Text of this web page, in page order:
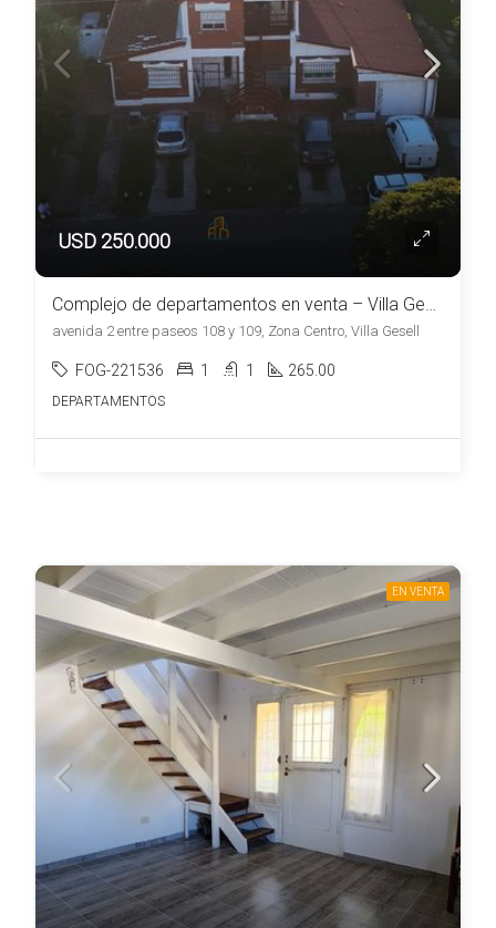
USD 250.000
Complejo de departamentos en venta – Villa Gesell Zona Centro
avenida 2 entre paseos 108 y 109, Zona Centro, Villa Gesell
FOG-221536 1 1 265.00
DEPARTAMENTOS
EN VENTA